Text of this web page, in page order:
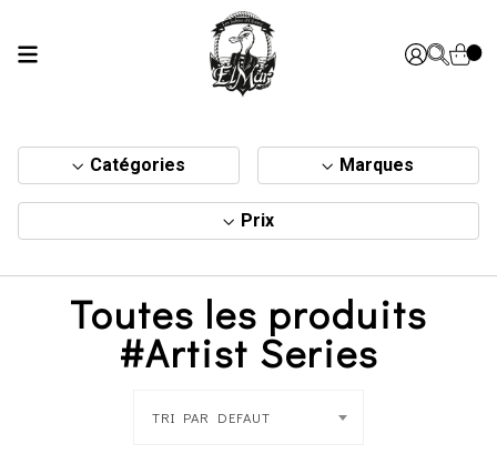
Catégories Marques
Prix
Toutes les produits
#Artist Series
TRI PAR DEFAUT